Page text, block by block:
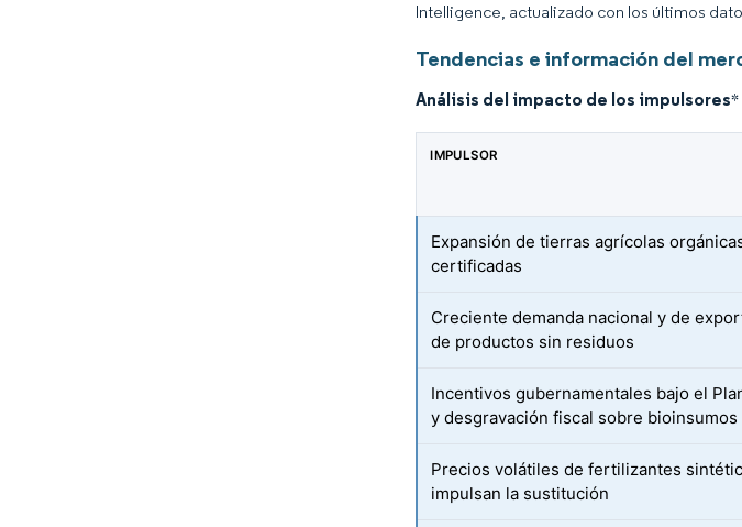
Intelligence, actualizado con los últimos
Tendencias e información del
Análisis del impacto de los impulsores*
IMPULSOR
Expansión de tierras agrícolas
certificadas
Creciente demanda nacional y de
de productos sin residuos
Incentivos gubernamentales bajo el
y desgravación fiscal sobre bioinsumos
Precios volátiles de fertilizantes
impulsan la sustitución